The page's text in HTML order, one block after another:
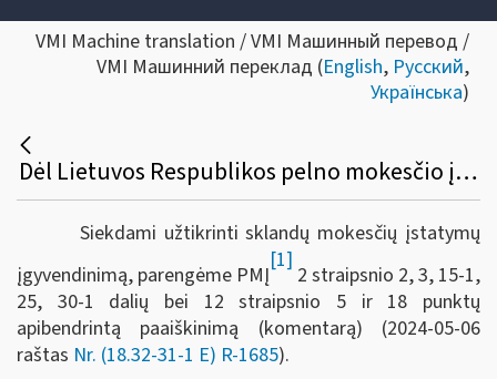
VMI Machine translation / VMI Машинный перевод /
VMI Машинний переклад (English, Русский,
Українська)
Dėl Lietuvos Respublikos pelno mokesčio įstatymo 2 straipsnio 2, 3, 15-1, 25, 30-1 dalių bei 12 straipsnio 5 ir 18 punktų apibendrinto paaiškinimo (komentaro)
Siekdami užtikrinti sklandų mokesčių įstatymų
įgyvendinimą, parengėme PMĮ
[1]
2 straipsnio 2, 3, 15-1,
25, 30-1 dalių bei 12 straipsnio 5 ir 18 punktų
apibendrintą paaiškinimą (komentarą) (2024-05-06
raštas Nr. (18.32-31-1 E) R-1685).